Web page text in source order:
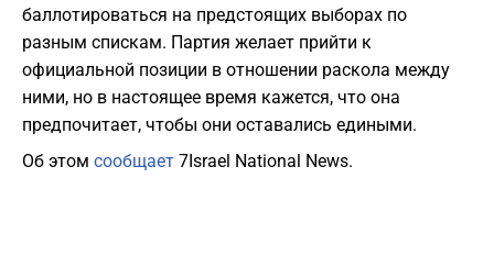
баллотироваться на предстоящих выборах по
разным спискам. Партия желает прийти к
официальной позиции в отношении раскола между
ними, но в настоящее время кажется, что она
предпочитает, чтобы они оставались едиными.
Об этом сообщает 7Israel National News.